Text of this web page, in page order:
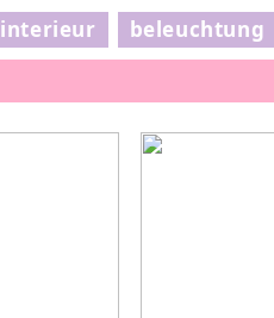
interieur beleuchtung